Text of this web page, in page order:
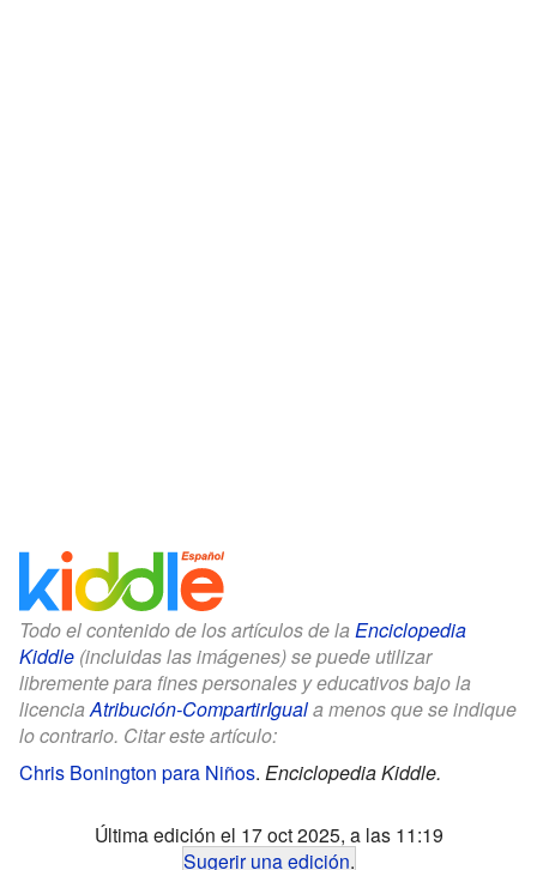
Todo el contenido de los artículos de la Enciclopedia
Kiddle (incluidas las imágenes) se puede utilizar
libremente para fines personales y educativos bajo la
licenciaAtribución-CompartirIguala menos que se indique
lo contrario. Citar este artículo:
Chris Bonington para Niños. Enciclopedia Kiddle.
Última edición el 17 oct 2025, a las 11:19
Sugerir una edición.